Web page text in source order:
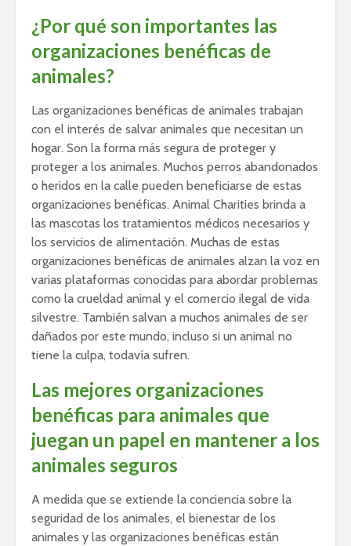
¿Por qué son importantes las
organizaciones benéficas de
animales?
Las organizaciones benéficas de animales trabajan
con el interés de salvar animales que necesitan un
hogar. Son la forma más segura de proteger y
proteger a los animales. Muchos perros abandonados
o heridos en la calle pueden beneficiarse de estas
organizaciones benéficas. Animal Charities brinda a
las mascotas los tratamientos médicos necesarios y
los servicios de alimentación. Muchas de estas
organizaciones benéficas de animales alzan la voz en
varias plataformas conocidas para abordar problemas
como la crueldad animal y el comercio ilegal de vida
silvestre. También salvan a muchos animales de ser
dañados por este mundo, incluso si un animal no
tiene la culpa, todavía sufren.
Las mejores organizaciones
benéficas para animales que
juegan un papel en mantener a los
animales seguros
A medida que se extiende la conciencia sobre la
seguridad de los animales, el bienestar de los
animales y las organizaciones benéficas están